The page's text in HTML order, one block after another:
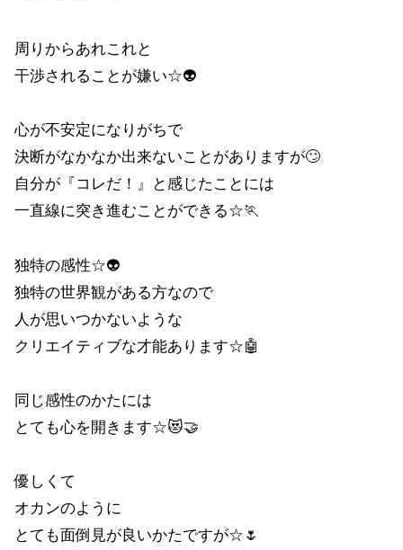
周りからあれこれと
干渉されることが嫌い☆👽
心が不安定になりがちで
決断がなかなか出来ないことがありますが🙄
自分が『コレだ！』と感じたことには
一直線に突き進むことができる☆🏃
独特の感性☆👽
独特の世界観がある方なので
人が思いつかないような
クリエイティブな才能あります☆🤖
同じ感性のかたには
とても心を開きます☆😻🤝
優しくて
オカンのように
とても面倒見が良いかたですが☆🌷